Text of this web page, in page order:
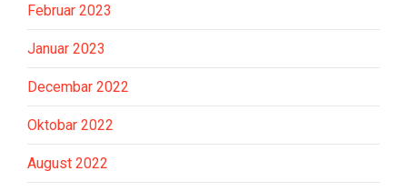
Februar 2023
Januar 2023
Decembar 2022
Oktobar 2022
August 2022